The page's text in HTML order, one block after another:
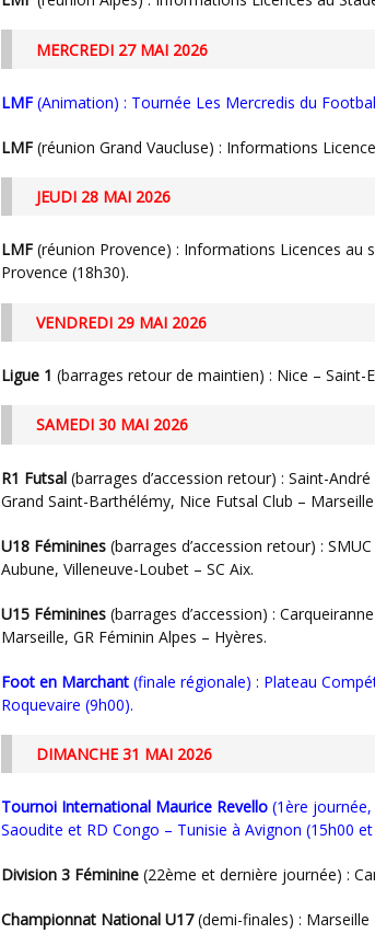
MERCREDI 27 MAI 2026
LMF (Animation) : Tournée Les Mercredis du
LMF (réunion Grand Vaucluse) : Informations
JEUDI 28 MAI 2026
LMF (réunion Provence) : Informations Licences au
Provence (18h30).
VENDREDI 29 MAI 2026
Ligue 1 (barrages retour de maintien) : Nice – Saint-
SAMEDI 30 MAI 2026
R1 Futsal (barrages d’accession retour) : Saint-
Grand Saint-Barthélémy, Nice Futsal Club – Marseille
U18 Féminines (barrages d’accession retour) :
Aubune, Villeneuve-Loubet – SC Aix.
U15 Féminines (barrages d’accession) :
Marseille, GR Féminin Alpes – Hyères.
Foot en Marchant (finale régionale) : Plateau
Roquevaire (9h00).
DIMANCHE 31 MAI 2026
Tournoi International Maurice Revello (1ère
Saoudite et RD Congo – Tunisie à Avignon (15h00
Division 3 Féminine (22ème et dernière journée) :
Championnat National U17(demi-finales) : Marseille